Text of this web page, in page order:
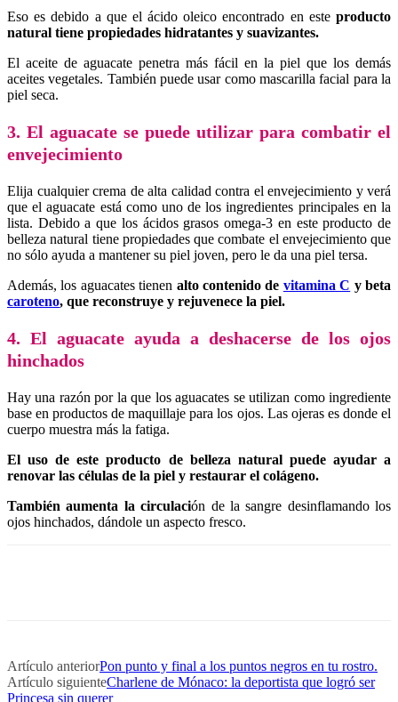
Eso es debido a que el ácido oleico encontrado en este producto
natural tiene propiedades hidratantes y suavizantes.
El aceite de aguacate penetra más fácil en la piel que los demás
aceites vegetales. También puede usar como mascarilla facial para la
piel seca.
3. El aguacate se puede utilizar para combatir el
envejecimiento
Elija cualquier crema de alta calidad contra el envejecimiento y verá
que el aguacate está como uno de los ingredientes principales en la
lista. Debido a que los ácidos grasos omega-3 en este producto de
belleza natural tiene propiedades que combate el envejecimiento que
no sólo ayuda a mantener su piel joven, pero le da una piel tersa.
Además, los aguacates tienen alto contenido de vitamina C y beta
caroteno, que reconstruye y rejuvenece la piel.
4. El aguacate ayuda a deshacerse de los ojos
hinchados
Hay una razón por la que los aguacates se utilizan como ingrediente
base en productos de maquillaje para los ojos. Las ojeras es donde el
cuerpo muestra más la fatiga.
El uso de este producto de belleza natural puede ayudar a
renovar las células de la piel y restaurar el colágeno.
También aumenta la circulación de la sangre desinflamando los
ojos hinchados, dándole un aspecto fresco.
Artículo anteriorPon punto y final a los puntos negros en tu rostro.
Artículo siguienteCharlene de Mónaco: la deportista que logró ser
Princesa sin querer